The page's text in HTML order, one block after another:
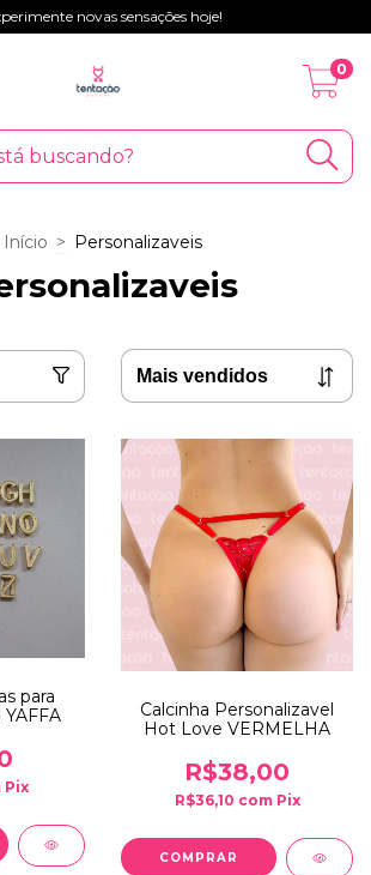
novas sensações hoje!
0
Início > Personalizaveis
para
Pix
Calcinha Personalizavel
Hot Love VERMELHA
R$38,00
R$36,10 com Pix